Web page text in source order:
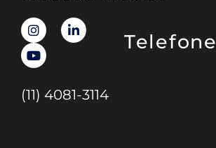
Telefone
(11) 4081-3114